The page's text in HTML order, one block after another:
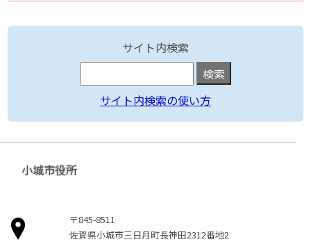
サイト内検索
サイト内検索の使い方
小城市役所
〒845-8511
佐賀県小城市三日月町長神田2312番地2